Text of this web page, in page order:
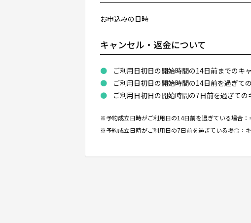
お申込みの日時
キャンセル・返金について
ご利用日初日の開始時間の14日前までのキ
ご利用日初日の開始時間の14日前を過ぎて
ご利用日初日の開始時間の7日前を過ぎて
※予約成立日時がご利用日の14日前を過ぎている場合
※予約成立日時がご利用日の7日前を過ぎている場合：